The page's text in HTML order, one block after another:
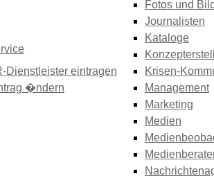
Dienstleister eintragen
�ndern
Fotos und
Journalisten
Kataloge
Krisen-
Management
Marketing
Medien